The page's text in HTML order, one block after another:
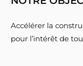
Accélérer la
pour l’intérêt de